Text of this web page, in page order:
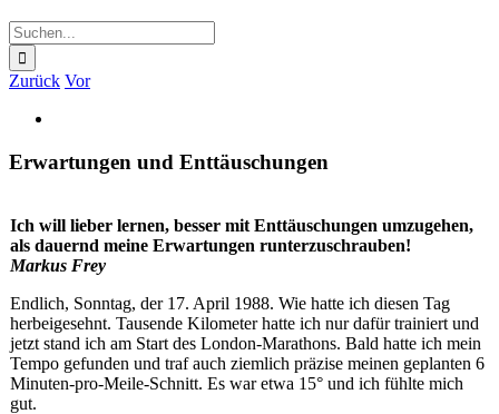
Suche
nach:
Zurück Vor
Bild
Erwartungen und Enttäuschungen
Ich will lieber lernen, besser mit Enttäuschungen umzugehen,
als dauernd meine Erwartungen runterzuschrauben!
Markus Frey
Endlich, Sonntag, der 17. April 1988. Wie hatte ich diesen Tag
herbeigesehnt. Tausende Kilometer hatte ich nur dafür trainiert und
jetzt stand ich am Start des London-Marathons. Bald hatte ich mein
Tempo gefunden und traf auch ziemlich präzise meinen geplanten 6
Minuten-pro-Meile-Schnitt. Es war etwa 15° und ich fühlte mich
gut.